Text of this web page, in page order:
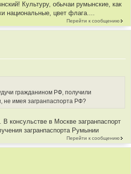
Культуру, обычаи румынские, как
национальные, цвет флага....
Перейти к сообщению
гражданином РФ, получили
не имея загранпаспорта РФ?
консульстве в Москве загранпаспорт
загранпаспорта Румынии
Перейти к сообщению